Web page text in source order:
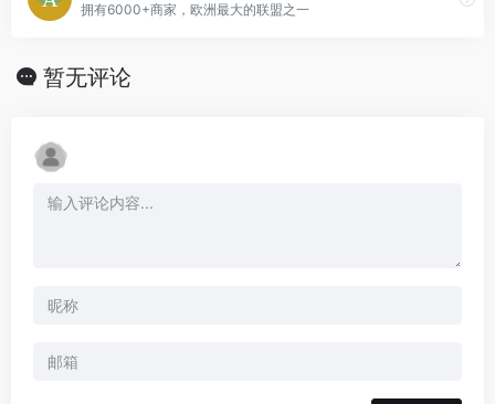
拥有6000+商家，欧洲最大的联盟之一
暂无评论